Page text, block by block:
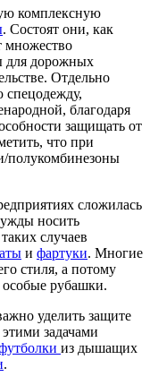
комплексную
. Состоят они, как
множество
для дорожных
Отдельно
благодаря
защищать от
что при
полукомбинезоны
сложилась
носить
случаев
и фартуки. Многие
стиля, а потому
рубашки.
уделить защите
задачами
из дышащих
.